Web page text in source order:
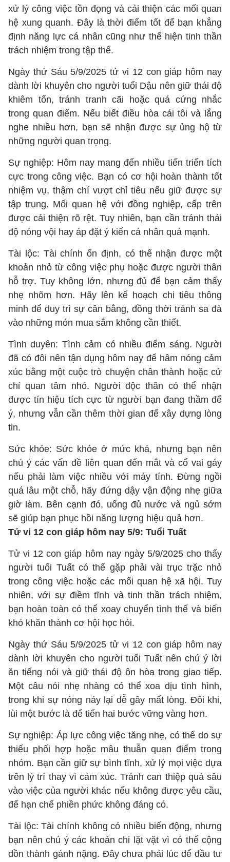
xử lý công việc tồn đọng và cải thiện các mối quan
hệ xung quanh. Đây là thời điểm tốt để bạn khẳng
định năng lực cá nhân cũng như thể hiện tinh thần
trách nhiệm trong tập thể.
Ngày thứ Sáu 5/9/2025 tử vi 12 con giáp hôm nay
dành lời khuyên cho người tuổi Dậu nên giữ thái độ
khiêm tốn, tránh tranh cãi hoặc quá cứng nhắc
trong quan điểm. Nếu biết điều hòa cái tôi và lắng
nghe nhiều hơn, bạn sẽ nhận được sự ủng hộ từ
những người quan trọng.
Sự nghiệp: Hôm nay mang đến nhiều tiến triển tích
cực trong công việc. Bạn có cơ hội hoàn thành tốt
nhiệm vụ, thậm chí vượt chỉ tiêu nếu giữ được sự
tập trung. Mối quan hệ với đồng nghiệp, cấp trên
được cải thiện rõ rệt. Tuy nhiên, bạn cần tránh thái
độ nóng vội hay áp đặt ý kiến cá nhân quá mạnh.
Tài lộc: Tài chính ổn định, có thể nhận được một
khoản nhỏ từ công việc phụ hoặc được người thân
hỗ trợ. Tuy không lớn, nhưng đủ để bạn cảm thấy
nhẹ nhõm hơn. Hãy lên kế hoạch chi tiêu thông
minh để duy trì sự cân bằng, đồng thời tránh sa đà
vào những món mua sắm không cần thiết.
Tình duyên: Tình cảm có nhiều điểm sáng. Người
đã có đôi nên tận dụng hôm nay để hâm nóng cảm
xúc bằng một cuộc trò chuyện chân thành hoặc cử
chỉ quan tâm nhỏ. Người độc thân có thể nhận
được tín hiệu tích cực từ người bạn đang thầm để
ý, nhưng vẫn cần thêm thời gian để xây dựng lòng
tin.
Sức khỏe: Sức khỏe ở mức khá, nhưng bạn nên
chú ý các vấn đề liên quan đến mắt và cổ vai gáy
nếu phải làm việc nhiều với máy tính. Đừng ngồi
quá lâu một chỗ, hãy đứng dậy vận động nhẹ giữa
giờ làm. Bên cạnh đó, uống đủ nước và ngủ sớm
sẽ giúp bạn phục hồi năng lượng hiệu quả hơn.
Tử vi 12 con giáp hôm nay 5/9: Tuổi Tuất
Tử vi 12 con giáp hôm nay ngày 5/9/2025 cho thấy
người tuổi Tuất có thể gặp phải vài trục trặc nhỏ
trong công việc hoặc các mối quan hệ xã hội. Tuy
nhiên, với sự điềm tĩnh và tinh thần trách nhiệm,
bạn hoàn toàn có thể xoay chuyển tình thế và biến
khó khăn thành cơ hội học hỏi.
Ngày thứ Sáu 5/9/2025 tử vi 12 con giáp hôm nay
dành lời khuyên cho người tuổi Tuất nên chú ý lời
ăn tiếng nói và giữ thái độ ôn hòa trong giao tiếp.
Một câu nói nhẹ nhàng có thể xoa dịu tình hình,
trong khi sự nóng nảy lại dễ gây mất lòng. Đôi khi,
lùi một bước là để tiến hai bước vững vàng hơn.
Sự nghiệp: Áp lực công việc tăng nhẹ, có thể do sự
thiếu phối hợp hoặc mâu thuẫn quan điểm trong
nhóm. Bạn cần giữ sự bình tĩnh, xử lý mọi việc dựa
trên lý trí thay vì cảm xúc. Tránh can thiệp quá sâu
vào việc của người khác nếu không được yêu cầu,
để hạn chế phiền phức không đáng có.
Tài lộc: Tài chính không có nhiều biến động, nhưng
bạn nên chú ý các khoản chi lặt vặt vì có thể cộng
dồn thành gánh nặng. Đây chưa phải lúc để đầu tư